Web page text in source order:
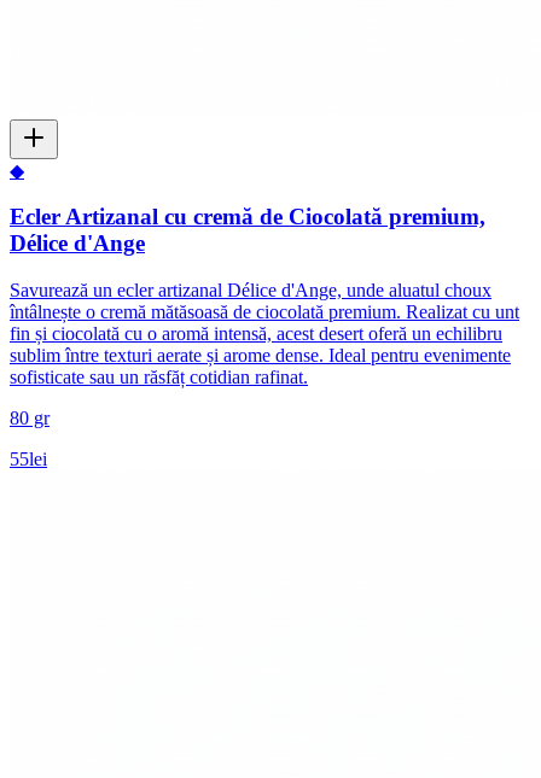
◆
Ecler Artizanal cu cremă de Ciocolată premium,
Délice d'Ange
Savurează un ecler artizanal Délice d'Ange, unde aluatul choux
întâlnește o cremă mătăsoasă de ciocolată premium. Realizat cu unt
fin și ciocolată cu o aromă intensă, acest desert oferă un echilibru
sublim între texturi aerate și arome dense. Ideal pentru evenimente
sofisticate sau un răsfăț cotidian rafinat.
80 gr
55lei